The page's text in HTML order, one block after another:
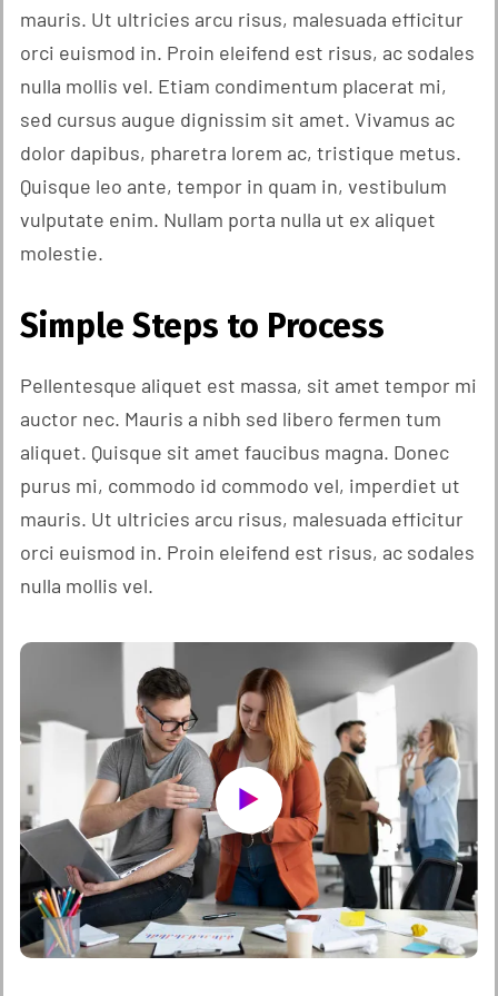
mauris. Ut ultricies arcu risus, malesuada efficitur
orci euismod in. Proin eleifend est risus, ac sodales
nulla mollis vel. Etiam condimentum placerat mi,
sed cursus augue dignissim sit amet. Vivamus ac
dolor dapibus, pharetra lorem ac, tristique metus.
Quisque leo ante, tempor in quam in, vestibulum
vulputate enim. Nullam porta nulla ut ex aliquet
molestie.
Simple Steps to Process
Pellentesque aliquet est massa, sit amet tempor mi
auctor nec. Mauris a nibh sed libero fermen tum
aliquet. Quisque sit amet faucibus magna. Donec
purus mi, commodo id commodo vel, imperdiet ut
mauris. Ut ultricies arcu risus, malesuada efficitur
orci euismod in. Proin eleifend est risus, ac sodales
nulla mollis vel.